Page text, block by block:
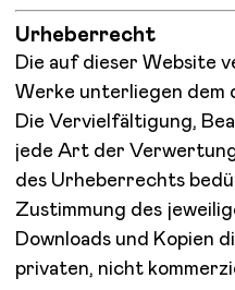
Urheberrecht
Die auf dieser Website
Werke unterliegen dem
Die Vervielfältigung,
jede Art der
des Urheberrechts
Zustimmung des
Downloads und Kopien
privaten, nicht